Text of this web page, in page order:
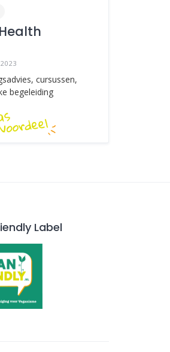
cursussen,
begeleiding
Label